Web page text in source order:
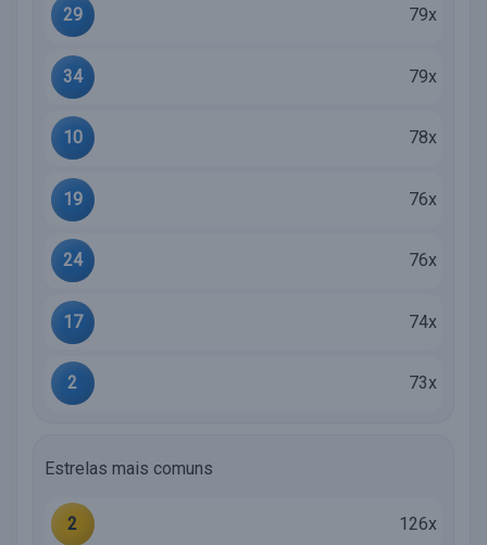
29 79x
34 79x
10 78x
19 76x
24 76x
17 74x
2 73x
Estrelas mais comuns
2 126x